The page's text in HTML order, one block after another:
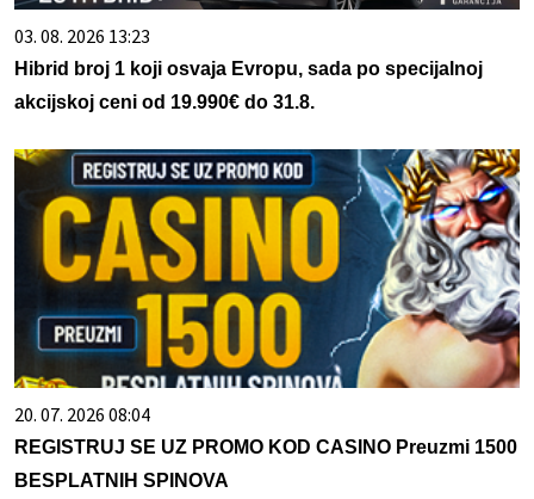
03. 08. 2026 13:23
Hibrid broj 1 koji osvaja Evropu, sada po specijalnoj
akcijskoj ceni od 19.990€ do 31.8.
20. 07. 2026 08:04
REGISTRUJ SE UZ PROMO KOD CASINO Preuzmi 1500
BESPLATNIH SPINOVA